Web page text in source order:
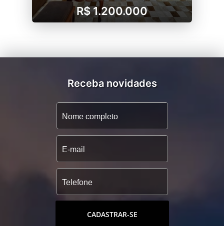
R$ 1.200.000
Receba novidades
CADASTRAR-SE